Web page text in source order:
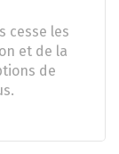
cesse les
et de la
de